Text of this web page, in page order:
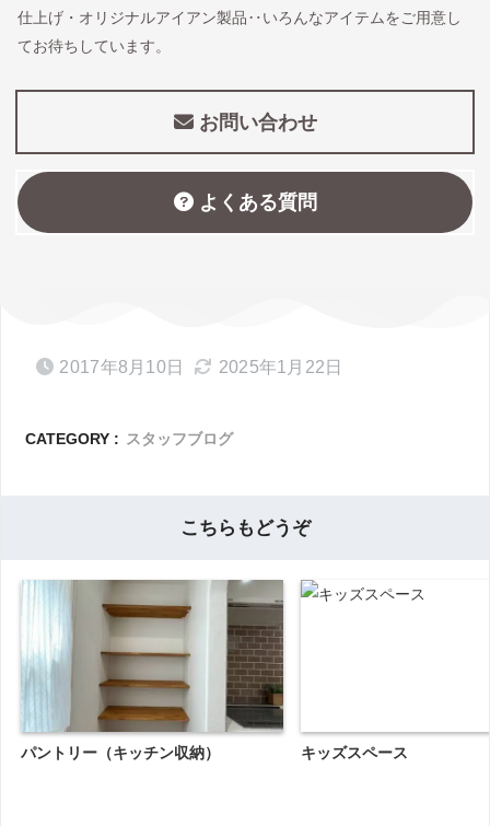
仕上げ・オリジナルアイアン製品‥いろんなアイテムをご用意し
てお待ちしています。
お問い合わせ
よくある質問
2017年8月10日 2025年1月22日
CATEGORY : スタッフブログ
こちらもどうぞ
パントリー（キッチン収納） キッズスペース